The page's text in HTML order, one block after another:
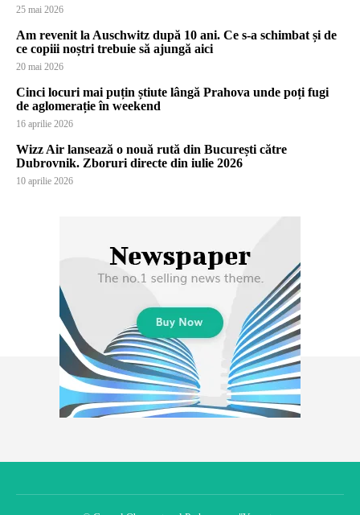
25 mai 2026
Am revenit la Auschwitz după 10 ani. Ce s-a schimbat și de
ce copiii noștri trebuie să ajungă aici
20 mai 2026
Cinci locuri mai puțin știute lângă Prahova unde poți fugi
de aglomerație în weekend
16 aprilie 2026
Wizz Air lansează o nouă rută din București către
Dubrovnik. Zboruri directe din iulie 2026
10 aprilie 2026